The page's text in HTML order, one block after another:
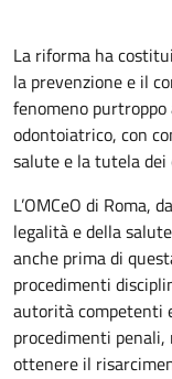
La riforma ha
la prevenzione e il
fenomeno
odontoiatrico, con
salute e la tutela
L’OMCeO di Roma,
legalità e della
anche prima di
procedimenti
autorità competenti
procedimenti
ottenere il